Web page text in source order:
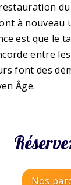
du
à nouveau
est que le
entre
font des
Âge.
Nos